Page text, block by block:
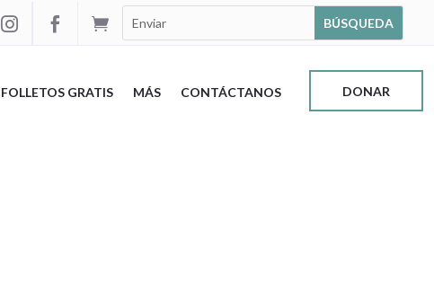



FOLLETOS GRATIS MÁS CONTÁCTANOS DONAR